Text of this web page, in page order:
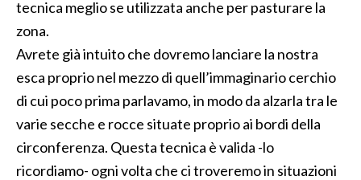
tecnica meglio se utilizzata anche per pasturare la
zona.
Avrete già intuito che dovremo lanciare la nostra
esca proprio nel mezzo di quell’immaginario cerchio
di cui poco prima parlavamo, in modo da alzarla tra le
varie secche e rocce situate proprio ai bordi della
circonferenza. Questa tecnica è valida -lo
ricordiamo- ogni volta che ci troveremo in situazioni